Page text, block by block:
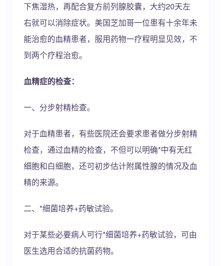
下焦湿热，再配合复方前列腺胶囊，大约20天左
右就可以消除症状。美国芝加哥一位患有十余年未
能治愈的血精患者，服用药物一疗程明显见效，不
到两个疗程治愈。
血精症的检查：
一、分步射精检查。
对于血精患者，有些医院还会要求患者做分步射精
检查，通过血精的检查，不但可以明确*中有无红
细胞和白细胞，还可初步估计附属性腺的情况及血
精的来源。
二、*细菌培养+药敏试验。
对于某些必要病人可行*细菌培养+药敏试验，可由
医生选用合适的抗菌药物。